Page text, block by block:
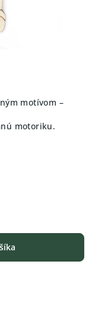
motívom –
motoriku.